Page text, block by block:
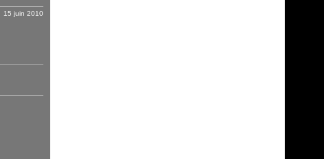
15 juin 2010